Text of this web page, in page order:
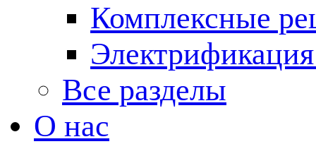
Комплексные
Все разделы
О нас